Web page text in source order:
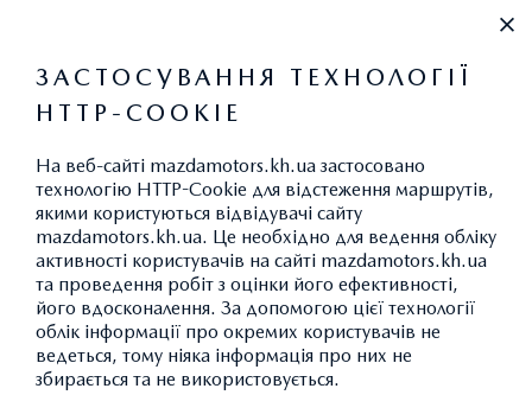
ВИКИДИ CO2
АКСЕСУАРИ MAZDA CX-30:
ІМІДЖЕВА ПРОДУКЦІЯ
ПОВЕРНУТИСЯ ДО КАТАЛОГУ АКСЕСУАРІВ
ЗАСТОСУВАННЯ ТЕХНОЛОГІЇ
HTTP-COOKIE
На веб-сайті mazdamotors.kh.ua застосовано
технологію HTTP-Cookie для відстеження маршрутів,
якими користуються відвідувачі сайту
mazdamotors.kh.ua. Це необхідно для ведення обліку
активності користувачів на сайті mazdamotors.kh.ua
та проведення робіт з оцінки його ефективності,
його вдосконалення. За допомогою цієї технології
облік інформації про окремих користувачів не
ведеться, тому ніяка інформація про них не
збирається та не використовується.